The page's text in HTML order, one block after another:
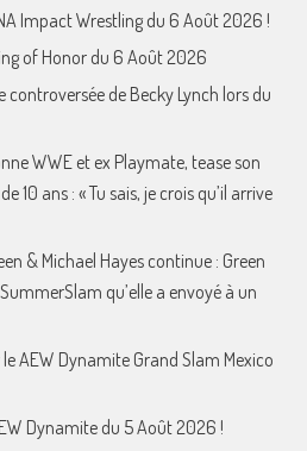
Impact Wrestling du 6 Août 2026 !
of Honor du 6 Août 2026
controversée de Becky Lynch lors du
WWE et ex Playmate, tease son
10 ans : « Tu sais, je crois qu’il arrive
& Michael Hayes continue : Green
qu’elle a envoyé à un
AEW Dynamite Grand Slam Mexico
Dynamite du 5 Août 2026 !